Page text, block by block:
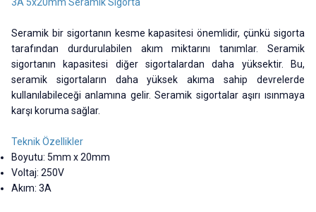
Seramik bir sigortanın kesme kapasitesi önemlidir, çünkü sigorta
tarafından durdurulabilen akım miktarını tanımlar. Seramik
sigortanın kapasitesi diğer sigortalardan daha yüksektir. Bu,
seramik sigortaların daha yüksek akıma sahip devrelerde
kullanılabileceği anlamına gelir. Seramik sigortalar aşırı ısınmaya
karşı koruma sağlar.
Teknik Özellikler
Boyutu: 5mm x 20mm
Voltaj: 250V
Akım: 3A